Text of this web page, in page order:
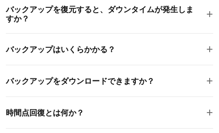
時、オンデマンドのコピーです。
るバックアップを選択し、 復元をクリックします。サーバは数
分以内に正確な状態に復元されます。
バックアップを復元すると、ダウンタイムが発生しま
すか？
+
す。この期間中、サーバは一時的に利用できません。トラフィ
す。
バックアップはいくらかかる？ +
す。スナップショットも無料であり、ストレージクォータに反
りません。
バックアップをダウンロードできますか？ +
ファイルとしてダウンロードできます。これにより、オフサイ
時間点回復とは何か？ +